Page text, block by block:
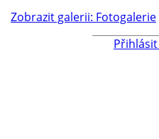
Zobrazit galerii: Fotogalerie